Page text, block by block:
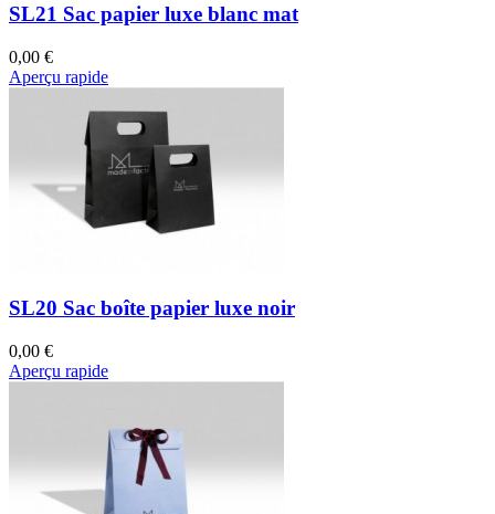
SL21 Sac papier luxe blanc mat
0,00 €
Aperçu rapide
SL20 Sac boîte papier luxe noir
0,00 €
Aperçu rapide